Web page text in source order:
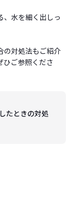
、水を細く出しっ
の対処法もご紹介
ひご参照くださ
たときの対処